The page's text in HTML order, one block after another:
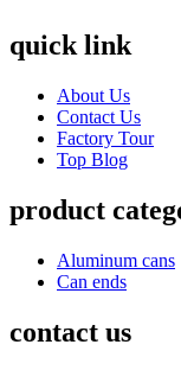
quick link
About Us
Contact Us
Factory Tour
Top Blog
product
Aluminum cans
Can ends
contact us